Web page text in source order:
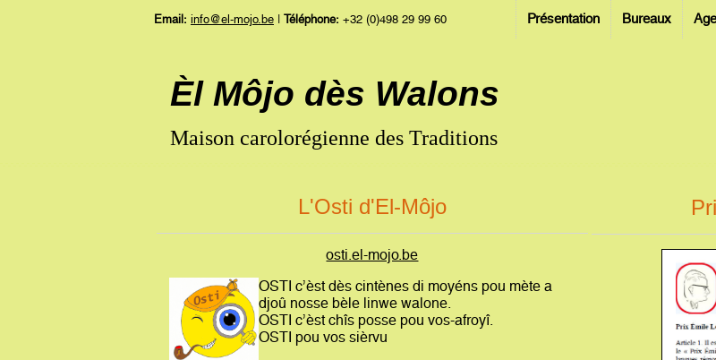
Email: info@el-mojo.be Téléphone: +32 (0)498 29 99 60 Présentation Bureaux
Èl Môjo dès Walons
Maison carolorégienne des Traditions
L'Osti d'El-Môjo
osti.el-mojo.be
OSTI c’èst dès cintènes di moyéns pou mète a
djoû nosse bèle linwe walone.
OSTI c’èst chîs posse pou vos-afroyî.
OSTI pou vos sièrvu